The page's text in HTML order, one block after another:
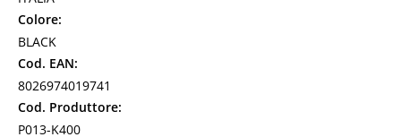
Colore:
BLACK
Cod. EAN:
8026974019741
Cod. Produttore:
P013-K400